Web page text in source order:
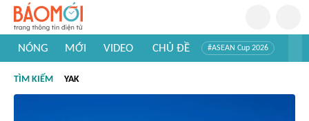
NÓNG MỚI VIDEO CHỦ ĐỀ #ASEAN Cup 2026
#Khám phá thế giới
TÌM KIẾM YAK